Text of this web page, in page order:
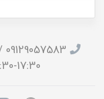
17:30-9:30 پنجشنبه 13:00-9:30